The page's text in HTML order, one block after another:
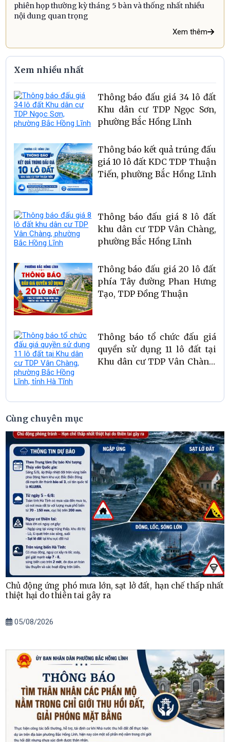
phiên họp thường kỳ tháng 5 bàn và thống nhất nhiều
nội dung quan trọng
Xem thêm
Xem nhiều nhất
Thông báo đấu giá 34 lô đất
Khu dân cư TDP Ngọc Sơn,
phường Bắc Hồng Lĩnh
Thông báo kết quả trúng đấu
giá 10 lô đất KDC TDP Thuận
Tiến, phường Bắc Hồng Lĩnh
Thông báo đấu giá 8 lô đất
khu dân cư TDP Vân Chàng,
phường Bắc Hồng Lĩnh
Thông báo đấu giá 20 lô đất
phía Tây đường Phan Hưng
Tạo, TDP Đồng Thuận
Thông báo tổ chức đấu giá
quyền sử dụng 11 lô đất tại
Khu dân cư TDP Vân Chàng,
Cùng chuyên mục
Chủ động ứng phó mưa lớn, sạt lở đất, hạn chế thấp nhất
thiệt hại do thiên tai gây ra
05/08/2026